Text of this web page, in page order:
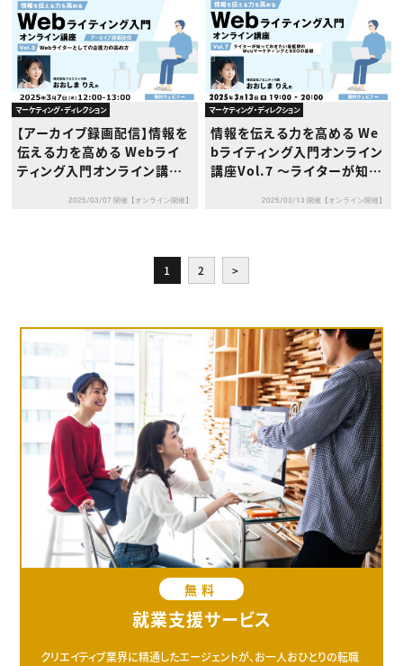
マーケティング・ディレクション
【アーカイブ録画配信】情報を
伝える力を高める Webライ
ティング入門オンライン講座V
企画力の高め方〜
2025/03/07 開催【オンライン開催】
マーケティング・ディレクション
情報を伝える力を高める We
bライティング入門オンライン
講座Vol.7 〜ライターが知っ
ケティングとSEOの基礎〜
2025/03/13 開催【オンライン開催】
1 2 >
無料
就業支援サービス
クリエイティブ業界に精通したエージェントが、お一人おひとりの転職